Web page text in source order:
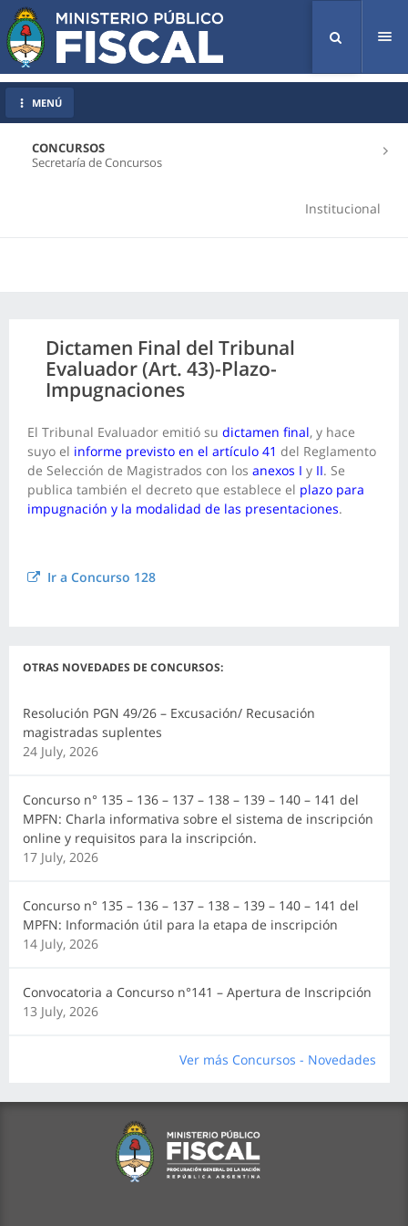
CONCURSOS
Secretaría de Concursos
Institucional
MENÚ
Dictamen Final del Tribunal
Evaluador (Art. 43)-Plazo-
Impugnaciones
El Tribunal Evaluador emitió su dictamen final, y hace
suyo el informe previsto en el artículo 41 del Reglamento
de Selección de Magistrados con los anexos I y II. Se
publica también el decreto que establece el plazo para
impugnación y la modalidad de las presentaciones.
Ir a Concurso 128
OTRAS NOVEDADES DE CONCURSOS:
Resolución PGN 49/26 – Excusación/ Recusación
magistradas suplentes
24 July, 2026
Concurso n° 135 – 136 – 137 – 138 – 139 – 140 – 141 del
MPFN: Charla informativa sobre el sistema de inscripción
online y requisitos para la inscripción.
17 July, 2026
Concurso n° 135 – 136 – 137 – 138 – 139 – 140 – 141 del
MPFN: Información útil para la etapa de inscripción
14 July, 2026
Convocatoria a Concurso n°141 – Apertura de Inscripción
13 July, 2026
Ver más Concursos - Novedades